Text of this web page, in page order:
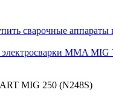
сварочные
MMA MIG
MIG 250 (N248S)